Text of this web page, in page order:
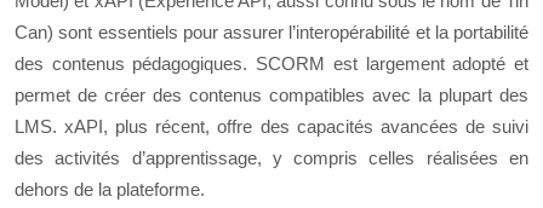
Can) sont essentiels pour assurer l’interopérabilité et la portabilité
des contenus pédagogiques. SCORM est largement adopté et
permet de créer des contenus compatibles avec la plupart des
LMS. xAPI, plus récent, offre des capacités avancées de suivi
des activités d’apprentissage, y compris celles réalisées en
dehors de la plateforme.